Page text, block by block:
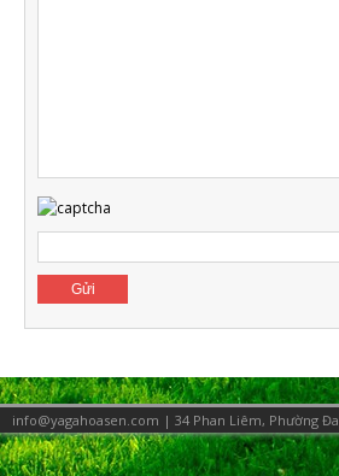
info@yagahoasen.com | 34 Phan Liêm, Phường Đa